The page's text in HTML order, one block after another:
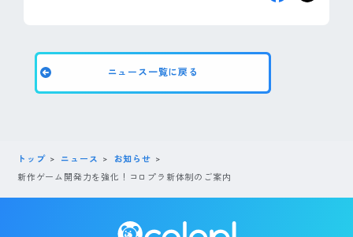
ニュース一覧に戻る
トップ ニュース
お知らせ
新作ゲーム開発力を強化！コロプラ新体制のご案内